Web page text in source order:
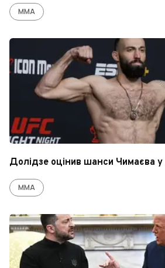
ММА
Долідзе оцінив шанси Чимаєва
ММА